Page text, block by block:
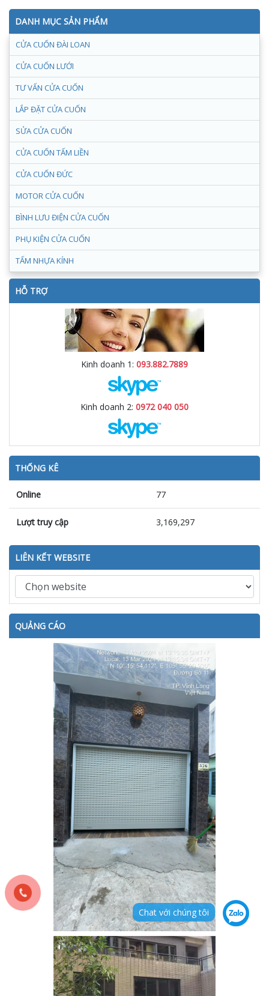
DANH MỤC SẢN PHẨM
CỬA CUỐN ĐÀI LOAN
CỬA CUỐN LƯỚI
TƯ VẤN CỬA CUỐN
LẮP ĐẶT CỬA CUỐN
SỬA CỬA CUỐN
CỬA CUỐN TẤM LIỀN
CỬA CUỐN ĐỨC
MOTOR CỬA CUỐN
BÌNH LƯU ĐIỆN CỬA CUỐN
PHỤ KIỆN CỬA CUỐN
TẤM NHỰA KÍNH
HỖ TRỢ
Kinh doanh 1: 093.882.7889
Kinh doanh 2: 0972 040 050
THỐNG KÊ
Online 77
Lượt truy cập 3,169,297
LIÊN KẾT WEBSITE
QUẢNG CÁO
Chat với chúng tôi